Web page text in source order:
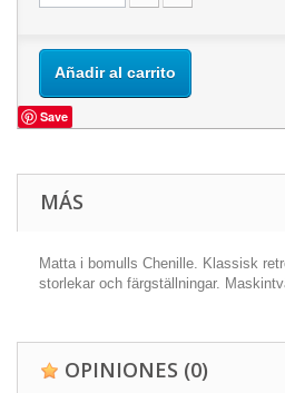
Añadir al carrito
Save
MÁS
Matta i bomulls Chenille. Klassisk
storlekar och färgställningar.
OPINIONES (0)